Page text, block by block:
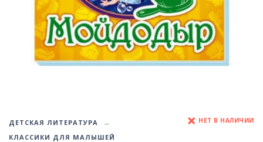
ДЕТСКАЯ ЛИТЕРАТУРА
КЛАССИКИ ДЛЯ МАЛЫШЕЙ
НЕТ В НАЛИЧИИ